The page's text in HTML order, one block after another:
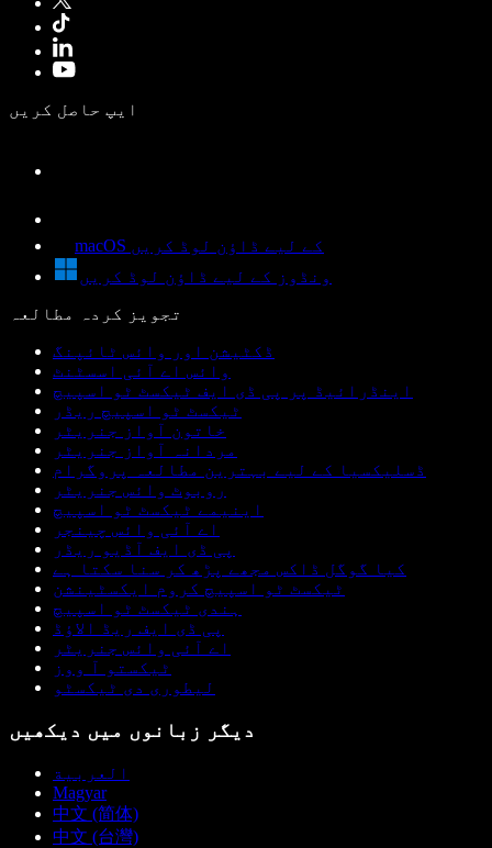
ایپ حاصل کریں
macOS کے لیے ڈاؤن لوڈ کریں
ونڈوز کے لیے ڈاؤن لوڈ کریں
تجویز کردہ مطالعہ
ڈکٹیشن اور وائس ٹائپنگ
وائس اے آئی اسسٹنٹ
اینڈرائیڈ پر پی ڈی ایف ٹیکسٹ ٹو اسپیچ
ٹیکسٹ ٹو اسپیچ ریڈر
خاتون آواز جنریٹر
مردانہ آواز جنریٹر
ڈسلیکسیا کے لیے بہترین مطالعہ پروگرام
روبوٹ وائس جنریٹر
اینیمے ٹیکسٹ ٹو اسپیچ
اے آئی وائس چینجر
پی ڈی ایف آڈیو ریڈر
کیا گوگل ڈاکس مجھے پڑھ کر سنا سکتا ہے
ٹیکسٹ ٹو اسپیچ کروم ایکسٹینشن
ہندی ٹیکسٹ ٹو اسپیچ
پی ڈی ایف ریڈ الاؤڈ
اے آئی وائس جنریٹر
ٹیکستو آ ووز
لیطوری دی ٹیکسٹو
دیگر زبانوں میں دیکھیں
العربية
Magyar
中文 (简体)
中文 (台灣)